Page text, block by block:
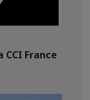
France